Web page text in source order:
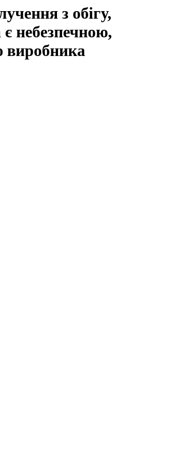
з обігу,
небезпечною,
виробника